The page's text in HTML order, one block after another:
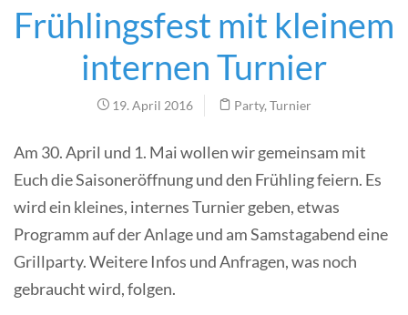
Frühlingsfest mit kleinem
internen Turnier
19. April 2016 Party, Turnier
Am 30. April und 1. Mai wollen wir gemeinsam mit
Euch die Saisoneröffnung und den Frühling feiern. Es
wird ein kleines, internes Turnier geben, etwas
Programm auf der Anlage und am Samstagabend eine
Grillparty. Weitere Infos und Anfragen, was noch
gebraucht wird, folgen.